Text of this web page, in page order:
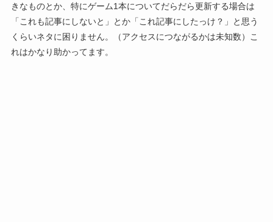
きなものとか、特にゲーム1本についてだらだら更新する場合は
「これも記事にしないと」とか「これ記事にしたっけ？」と思う
くらいネタに困りません。（アクセスにつながるかは未知数）こ
れはかなり助かってます。